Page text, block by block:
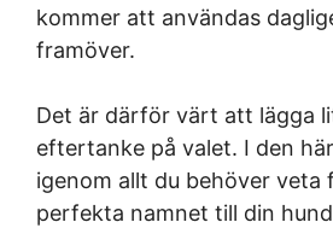
kommer att användas
framöver.
Det är därför värt att lägga
eftertanke på valet. I den
igenom allt du behöver
perfekta namnet till din